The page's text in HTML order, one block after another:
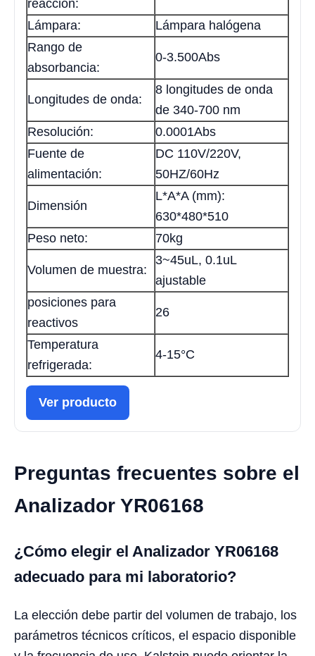
reacción:
Lámpara:
Lámpara halógena
Rango de
absorbancia:
0-3.500Abs
Longitudes de onda:
8 longitudes de onda
de 340-700 nm
Resolución:
0.0001Abs
Fuente de
alimentación:
DC 110V/220V,
50HZ/60Hz
Dimensión
L*A*A (mm):
630*480*510
Peso neto:
70kg
Volumen de muestra:
3~45uL, 0.1uL
ajustable
posiciones para
reactivos
26
Temperatura
refrigerada:
4-15°C
Ver producto
Preguntas frecuentes sobre el
Analizador YR06168
¿Cómo elegir el Analizador YR06168
adecuado para mi laboratorio?
La elección debe partir del volumen de trabajo, los
parámetros técnicos críticos, el espacio disponible